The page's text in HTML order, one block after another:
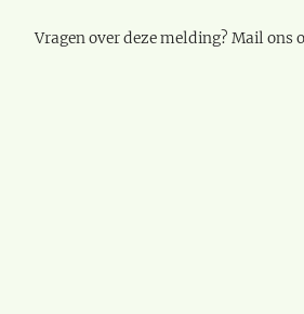
Vragen over deze melding? Mail ons